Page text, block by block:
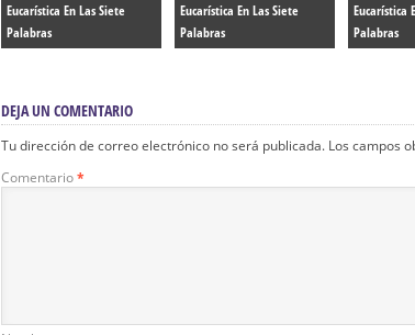
Eucarística En Las Siete
Palabras
Eucarística En Las Siete
Palabras
Eucarística
Palabras
DEJA UN COMENTARIO
Tu dirección de correo electrónico no será publicada. Los campos
Comentario*